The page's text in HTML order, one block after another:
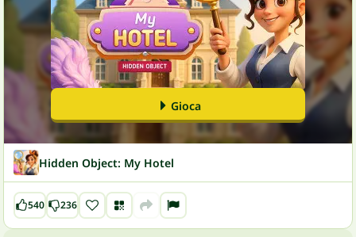
Gioca
Hidden Object: My Hotel
540 236